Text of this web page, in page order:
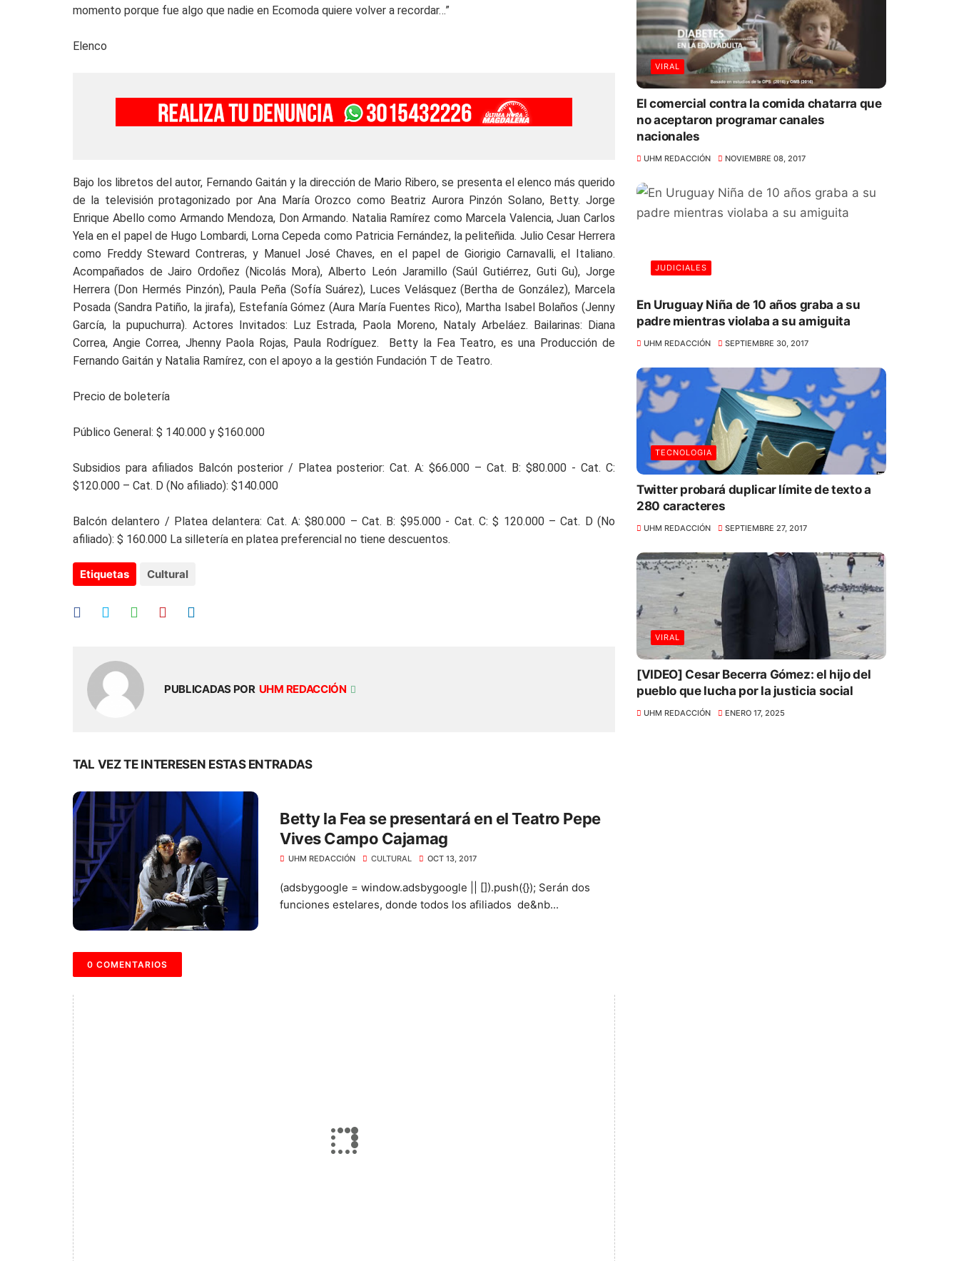
momento porque fue algo que nadie en Ecomoda quiere volver a recordar…”
Elenco
Bajo los libretos del autor, Fernando Gaitán y la dirección de Mario Ribero, se presenta el elenco más querido
de la televisión protagonizado por Ana María Orozco como Beatriz Aurora Pinzón Solano, Betty. Jorge
Enrique Abello como Armando Mendoza, Don Armando. Natalia Ramírez como Marcela Valencia, Juan Carlos
Yela en el papel de Hugo Lombardi, Lorna Cepeda como Patricia Fernández, la peliteñida. Julio Cesar Herrera
como Freddy Steward Contreras, y Manuel José Chaves, en el papel de Giorigio Carnavalli, el Italiano.
Acompañados de Jairo Ordoñez (Nicolás Mora), Alberto León Jaramillo (Saúl Gutiérrez, Guti Gu), Jorge
Herrera (Don Hermés Pinzón), Paula Peña (Sofía Suárez), Luces Velásquez (Bertha de González), Marcela
Posada (Sandra Patiño, la jirafa), Estefanía Gómez (Aura María Fuentes Rico), Martha Isabel Bolaños (Jenny
García, la pupuchurra). Actores Invitados: Luz Estrada, Paola Moreno, Nataly Arbeláez. Bailarinas: Diana
Correa, Angie Correa, Jhenny Paola Rojas, Paula Rodríguez. Betty la Fea Teatro, es una Producción de
Fernando Gaitán y Natalia Ramírez, con el apoyo a la gestión Fundación T de Teatro.
Precio de boletería
Público General: $ 140.000 y $160.000
Subsidios para afiliados Balcón posterior / Platea posterior: Cat. A: $66.000 – Cat. B: $80.000 - Cat. C:
$120.000 – Cat. D (No afiliado): $140.000
Balcón delantero / Platea delantera: Cat. A: $80.000 – Cat. B: $95.000 - Cat. C: $ 120.000 – Cat. D (No
afiliado): $ 160.000 La silletería en platea preferencial no tiene descuentos.
Etiquetas Cultural
PUBLICADAS POR UHM REDACCIÓN
TAL VEZ TE INTERESEN ESTAS ENTRADAS
Betty la Fea se presentará en el Teatro Pepe
Vives Campo Cajamag
UHM REDACCIÓN CULTURAL OCT 13, 2017
(adsbygoogle = window.adsbygoogle || []).push({}); Serán dos
funciones estelares, donde todos los afiliados de&nb...
0 COMENTARIOS
VIRAL
El comercial contra la comida chatarra que
no aceptaron programar canales
nacionales
UHM REDACCIÓN NOVIEMBRE 08, 2017
JUDICIALES
En Uruguay Niña de 10 años graba a su
padre mientras violaba a su amiguita
UHM REDACCIÓN SEPTIEMBRE 30, 2017
TECNOLOGIA
Twitter probará duplicar límite de texto a
280 caracteres
UHM REDACCIÓN SEPTIEMBRE 27, 2017
VIRAL
[VIDEO] Cesar Becerra Gómez: el hijo del
pueblo que lucha por la justicia social
UHM REDACCIÓN ENERO 17, 2025